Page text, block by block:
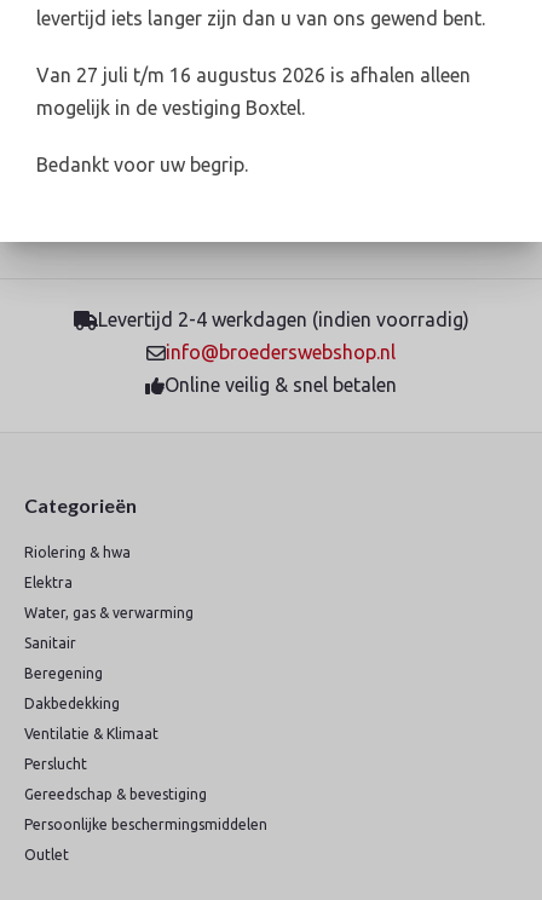
Oss.
met de betreffende vestiging.
Levertijd 2-4 werkdagen (indien voorradig)
info@broederswebshop.nl
Online veilig & snel betalen
Categorieën
Riolering & hwa
Elektra
Water, gas & verwarming
Sanitair
Beregening
Dakbedekking
Ventilatie & Klimaat
Perslucht
Gereedschap & bevestiging
Persoonlijke beschermingsmiddelen
Outlet
levertijd iets langer zijn dan u van ons gewend bent.
Van 27 juli t/m 16 augustus 2026 is afhalen alleen
mogelijk in de vestiging Boxtel.
Bedankt voor uw begrip.